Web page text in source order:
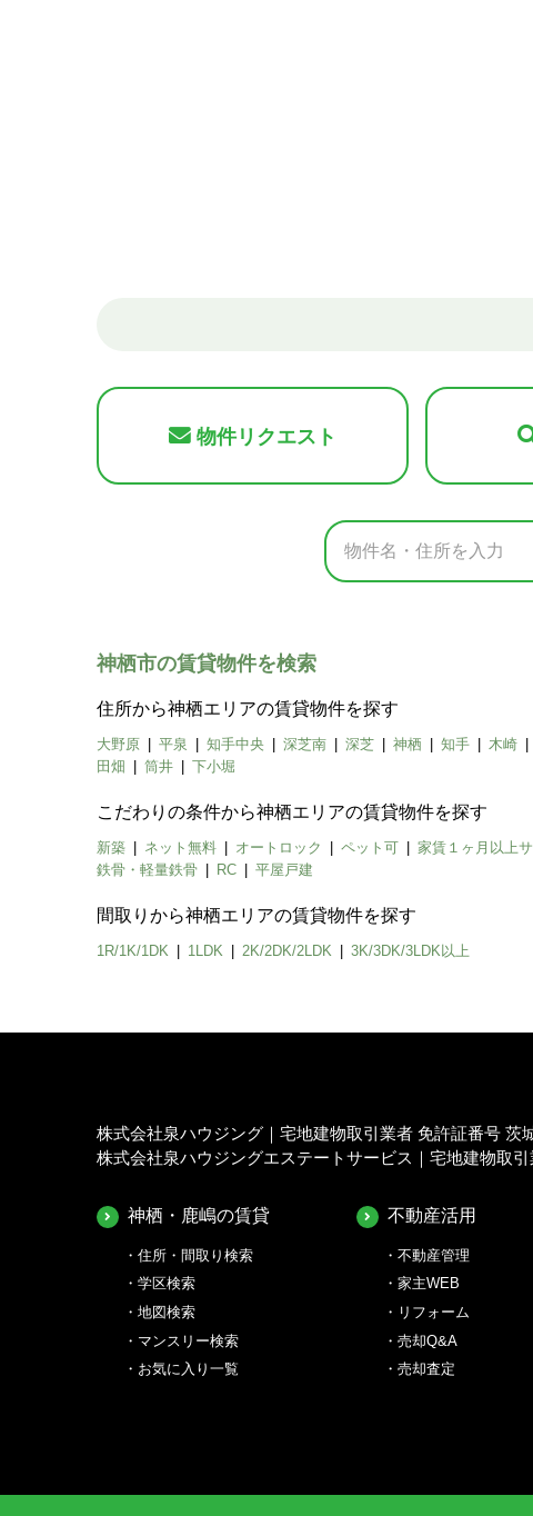
物件リクエスト
神栖市の賃貸物件を検索
住所から神栖エリアの賃貸物件を探す
大野原 平泉 知手中央 深芝南 深芝 神栖 知手 木崎
田畑
筒井 下小堀
こだわりの条件から神栖エリアの賃貸物件を探す
新築 ネット無料 オートロック ペット可 家賃１ヶ月以上
鉄骨・軽量鉄骨
RC 平屋戸建
間取りから神栖エリアの賃貸物件を探す
1R/1K/1DK 1LDK 2K/2DK/2LDK 3K/3DK/3LDK以上
株式会社泉ハウジング｜宅地建物取引業者 免許証番号 茨
株式会社泉ハウジングエステートサービス｜宅地建物取
神栖・鹿嶋の賃貸
住所・間取り検索
学区検索
地図検索
マンスリー検索
お気に入り一覧
不動産活用
不動産管理
家主WEB
リフォーム
売却Q&A
売却査定